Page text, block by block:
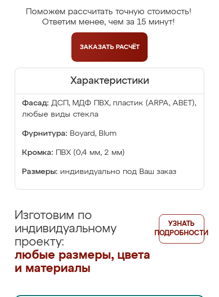
Поможем рассчитать точную стоимость!
Ответим менее, чем за 15 минут!
ЗАКАЗАТЬ РАСЧЁТ
Характеристики
Фасад: ДСП, МДФ ПВХ, пластик (ARPA, ABET),
любые виды стекла
Фурнитура: Boyard, Blum
Кромка: ПВХ (0,4 мм, 2 мм)
Размеры: индивидуально под Ваш заказ
Изготовим по
индивидуальному
проекту:
любые размеры, цвета
и материалы
УЗНАТЬ
ПОДРОБНОСТИ